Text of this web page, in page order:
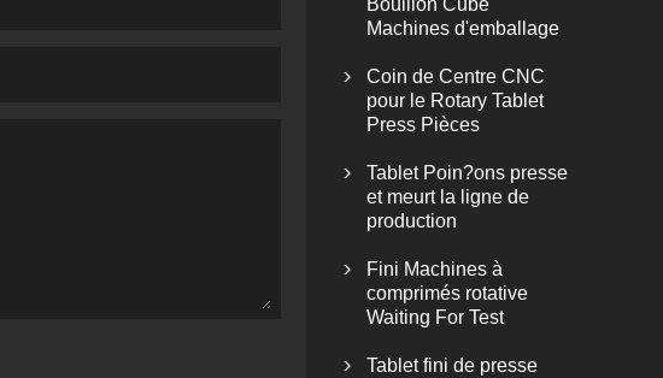
Bouillon Cube
Machines d'emballage

Coin de Centre CNC
pour le Rotary Tablet
Press Pièces

Tablet Poin?ons presse
et meurt la ligne de
production

Fini Machines à
comprimés rotative
Waiting For Test

Tablet fini de presse